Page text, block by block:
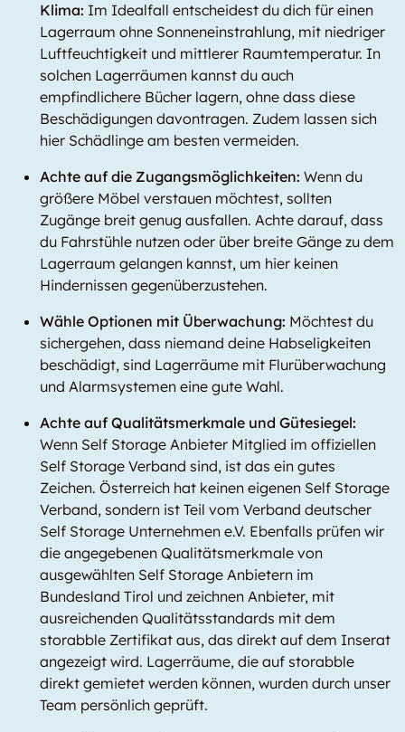
Klima: Im Idealfall entscheidest du dich für einen
Lagerraum ohne Sonneneinstrahlung, mit niedriger
Luftfeuchtigkeit und mittlerer Raumtemperatur. In
solchen Lagerräumen kannst du auch
empfindlichere Bücher lagern, ohne dass diese
Beschädigungen davontragen. Zudem lassen sich
hier Schädlinge am besten vermeiden.
Achte auf die Zugangsmöglichkeiten: Wenn du
größere Möbel verstauen möchtest, sollten
Zugänge breit genug ausfallen. Achte darauf, dass
du Fahrstühle nutzen oder über breite Gänge zu dem
Lagerraum gelangen kannst, um hier keinen
Hindernissen gegenüberzustehen.
Wähle Optionen mit Überwachung: Möchtest du
sichergehen, dass niemand deine Habseligkeiten
beschädigt, sind Lagerräume mit Flurüberwachung
und Alarmsystemen eine gute Wahl.
Achte auf Qualitätsmerkmale und Gütesiegel:
Wenn Self Storage Anbieter Mitglied im offiziellen
Self Storage Verband sind, ist das ein gutes
Zeichen. Österreich hat keinen eigenen Self Storage
Verband, sondern ist Teil vom Verband deutscher
Self Storage Unternehmen e.V. Ebenfalls prüfen wir
die angegebenen Qualitätsmerkmale von
ausgewählten Self Storage Anbietern im
Bundesland Tirol und zeichnen Anbieter, mit
ausreichenden Qualitätsstandards mit dem
storabble Zertifikat aus, das direkt auf dem Inserat
angezeigt wird. Lagerräume, die auf storabble
direkt gemietet werden können, wurden durch unser
Team persönlich geprüft.